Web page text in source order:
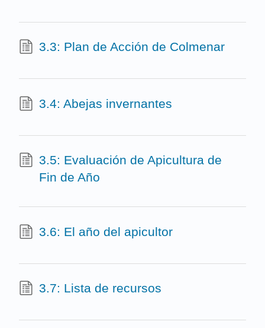
3.3: Plan de Acción de Colmenar
3.4: Abejas invernantes
3.5: Evaluación de Apicultura de
Fin de Año
3.6: El año del apicultor
3.7: Lista de recursos